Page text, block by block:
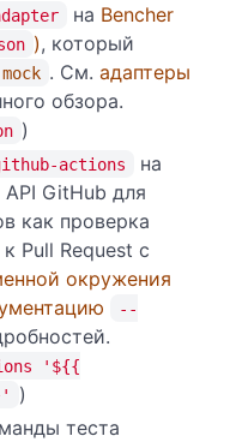
на Bencher
), который
. См. адаптеры
обзора.
)
actions
на
GitHub для
как проверка
Pull Request с
окружения
--
'${{
)
теста